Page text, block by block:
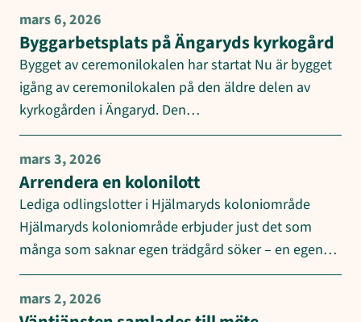
mars 6, 2026
Byggarbetsplats på Ängaryds kyrkogård
Bygget av ceremonilokalen har startat Nu är bygget
igång av ceremonilokalen på den äldre delen av
kyrkogården i Ängaryd. Den…
mars 3, 2026
Arrendera en kolonilott
Lediga odlingslotter i Hjälmaryds koloniområde
Hjälmaryds koloniområde erbjuder just det som
många som saknar egen trädgård söker – en egen…
mars 2, 2026